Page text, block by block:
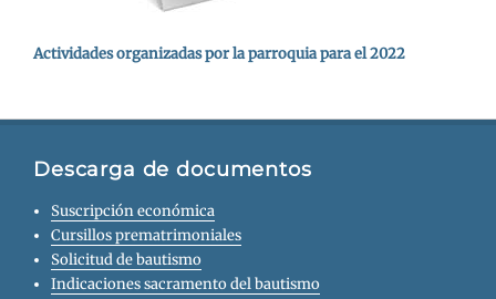
Actividades organizadas por la parroquia para el 2022
Descarga de documentos
Suscripción económica
Cursillos prematrimoniales
Solicitud de bautismo
Indicaciones sacramento del bautismo